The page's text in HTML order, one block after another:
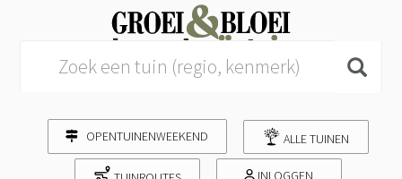
OPENTUINENWEEKEND ALLE TUINEN
INLOGGEN